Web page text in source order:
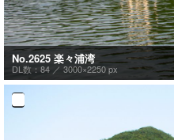
No.2625 楽々浦湾
DL数：84 ／3000×2250 px